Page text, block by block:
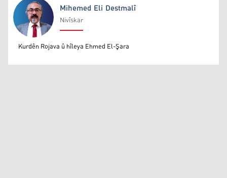
Mihemed Eli Destmalî
Mihemed Eli Destmalî
Nivîskar
Kurdên Rojava û hîleya Ehmed El-Şara